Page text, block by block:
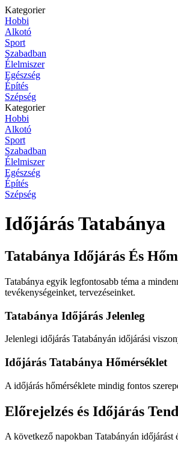
Kategorier
Hobbi
Alkotó
Sport
Szabadban
Élelmiszer
Egészség
Építés
Szépség
Kategorier
Hobbi
Alkotó
Sport
Szabadban
Élelmiszer
Egészség
Építés
Szépség
Időjárás Tatabánya
Tatabánya Időjárás És
Tatabánya egyik legfontosabb téma a
tevékenységeinket, tervezéseinket.
Tatabánya Időjárás Jelenleg
Jelenlegi időjárás Tatabányán időjárási
Időjárás Tatabánya Hőmérséklet
A időjárás hőmérséklete mindig fontos
Előrejelzés és Időjárás
A következő napokban Tatabányán időjárást